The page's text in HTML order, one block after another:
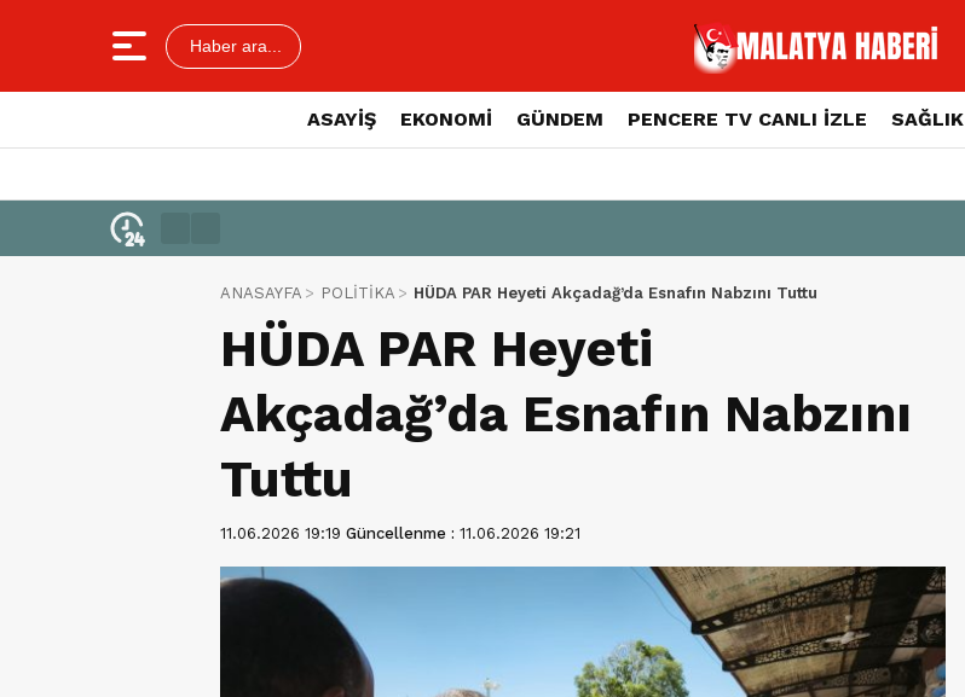
Haber ara...
ASAYİŞ EKONOMİ GÜNDEM PENCERE TV CANLI İZLE SAĞLIK
ANASAYFA POLİTİKA HÜDA PAR Heyeti Akçadağ’da Esnafın Nabzını Tuttu
HÜDA PAR Heyeti
Akçadağ’da Esnafın Nabzını
Tuttu
11.06.2026 19:19 Güncellenme : 11.06.2026 19:21